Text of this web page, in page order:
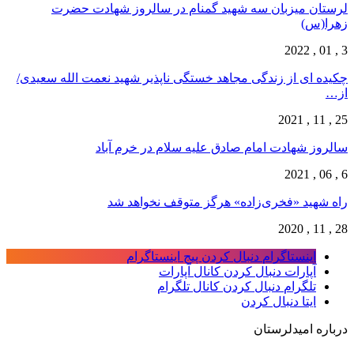
لرستان میزبان سه شهید گمنام در سالروز شهادت حضرت
زهرا(س)
3 , 01 , 2022
چکیده ای از زندگی مجاهد خستگی ناپذیر شهید نعمت الله سعیدی/
از…
25 , 11 , 2021
سالروز شهادت امام صادق علیه سلام در خرم آباد
6 , 06 , 2021
راه شهید «فخری‌زاده» هرگز متوقف نخواهد شد
28 , 11 , 2020
اینستاگرام دنبال کردن پیج اینستاگرام
آپارات دنبال کردن کانال آپارات
تلگرام دنبال کردن کانال تلگرام
ایتا دنبال کردن
درباره امیدلرستان